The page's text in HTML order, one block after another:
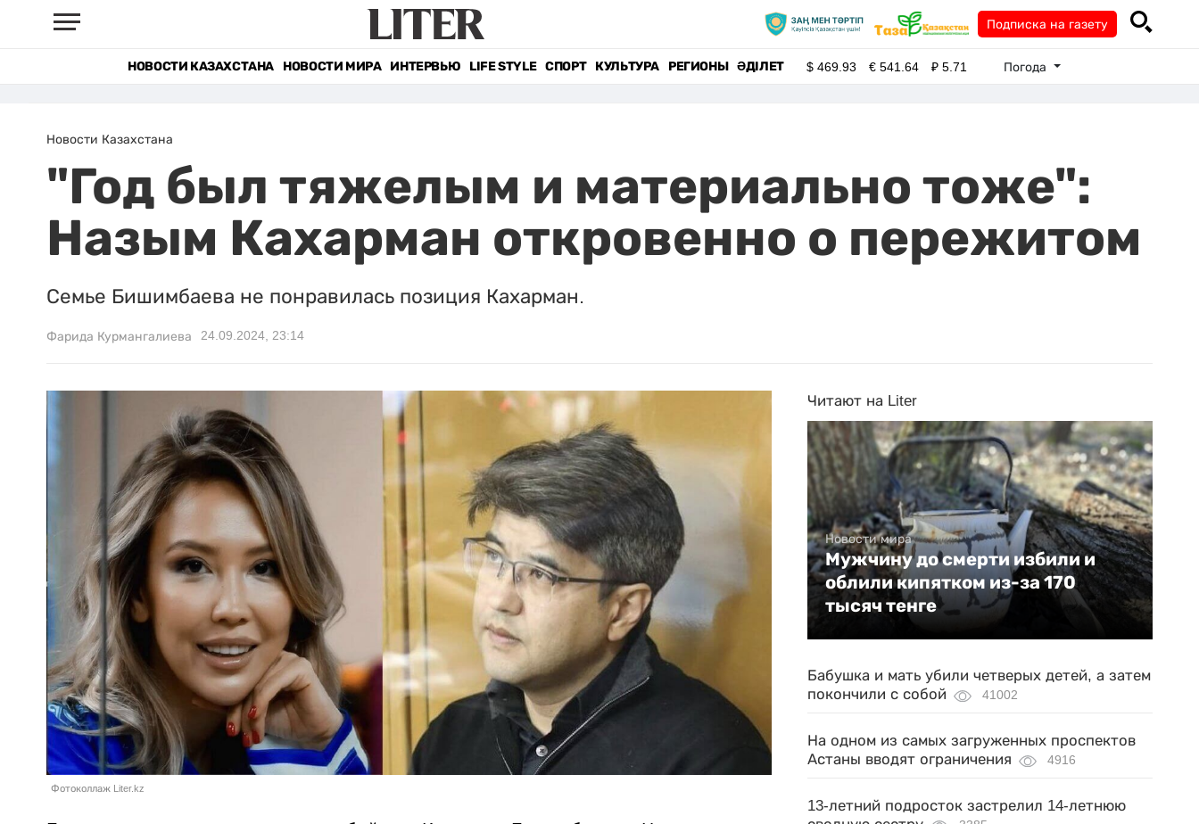
Подписка на газету
НОВОСТИ КАЗАХСТАНА НОВОСТИ МИРА ИНТЕРВЬЮ LIFE STYLE СПОРТ КУЛЬТУРА РЕГИОНЫ ӘДІЛЕТ $469.93 €541.64 ₽5.71 Погода
Новости Казахстана
"Год был тяжелым и материально тоже":
Назым Кахарман откровенно о пережитом
Семье Бишимбаева не понравилась позиция Кахарман.
Фарида Курмангалиева 24.09.2024, 23:14
Фотоколлаж Liter.kz
Читают на Liter
Новости мира
Мужчину до смерти избили и
облили кипятком из-за 170
тысяч тенге
Бабушка и мать убили четверых детей, а затем
покончили с собой
41002
На одном из самых загруженных проспектов
Астаны вводят ограничения
4916
13-летний подросток застрелил 14-летнюю